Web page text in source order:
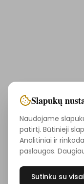
Slapukų
Naudojame
patirtį. Būtinieji
Analitiniai ir
paslaugas.
Sutinku su